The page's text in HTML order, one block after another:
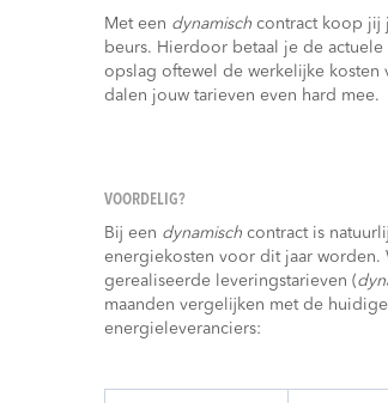
Met een dynamisch contract koop jij
beurs. Hierdoor betaal je de
opslag oftewel de werkelijke kosten
dalen jouw tarieven even hard mee.
VOORDELIG?
Bij een dynamisch contract is
energiekosten voor dit jaar worden.
gerealiseerde leveringstarieven (
maanden vergelijken met de
energieleveranciers: